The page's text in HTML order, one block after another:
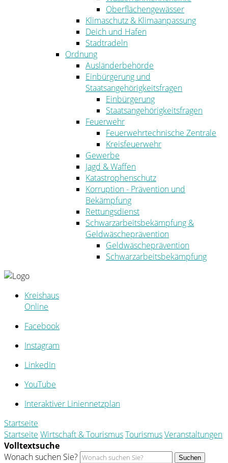
Oberflächengewässer
Klimaschutz & Klimaanpassung
Deich und Hafen
Stadtradeln
Ordnung
Ausländerbehörde
Einbürgerung und
Staatsangehörigkeitsfragen
Einbürgerung
Staatsangehörigkeitsfragen
Feuerwehr
Feuerwehrtechnische Zentrale
Kreisfeuerwehr
Gewerbe
Jagd & Waffen
Katastrophenschutz
Korruption - Prävention und
Bekämpfung
Rettungsdienst
Schwarzarbeitsbekämpfung &
Geldwäscheprävention
Geldwäscheprävention
Schwarzarbeitsbekämpfung
Kreishaus
Online
Facebook
Instagram
LinkedIn
YouTube
Interaktiver Liniennetzplan
Startseite
Startseite Wirtschaft & TourismusTourismusVeranstaltungen
Volltextsuche
Wonach suchen Sie?
Suchen